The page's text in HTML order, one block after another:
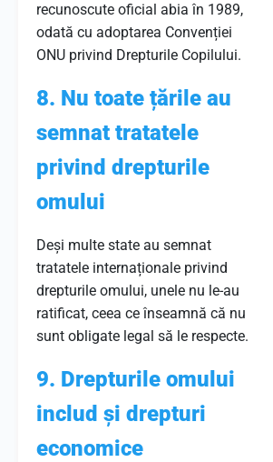
recunoscute oficial abia în 1989,
odată cu adoptarea Convenției
ONU privind Drepturile Copilului.
8. Nu toate țările au
semnat tratatele
privind drepturile
omului
Deși multe state au semnat
tratatele internaționale privind
drepturile omului, unele nu le-au
ratificat, ceea ce înseamnă că nu
sunt obligate legal să le respecte.
9. Drepturile omului
includ și drepturi
economice